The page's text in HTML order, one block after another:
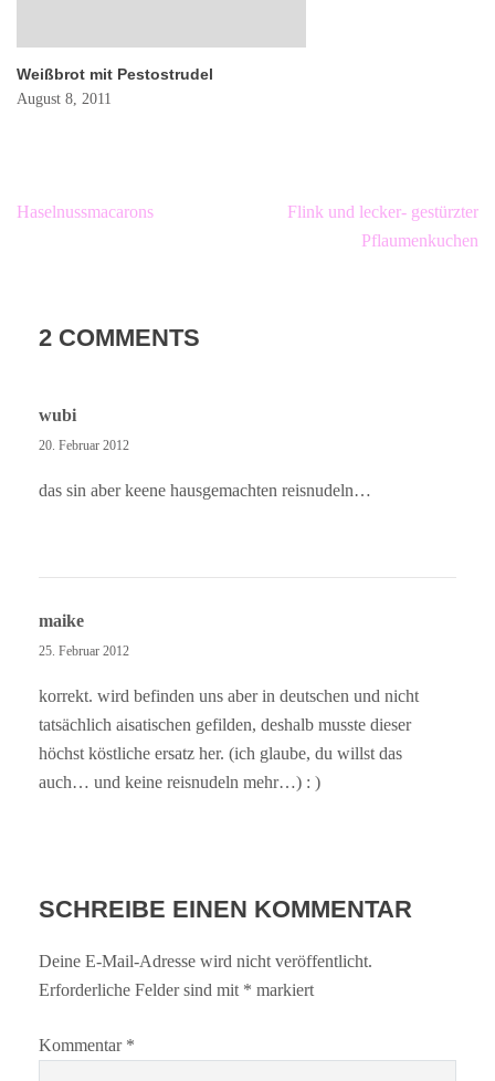
Weißbrot mit Pestostrudel
August 8, 2011
Beitragsnavigation
Haselnussmacarons
Flink und lecker- gestürzter
Pflaumenkuchen
2 COMMENTS
wubi
20. Februar 2012
das sin aber keene hausgemachten reisnudeln…
maike
25. Februar 2012
korrekt. wird befinden uns aber in deutschen und nicht
tatsächlich aisatischen gefilden, deshalb musste dieser
höchst köstliche ersatz her. (ich glaube, du willst das
auch… und keine reisnudeln mehr…) : )
SCHREIBE EINEN KOMMENTAR
Deine E-Mail-Adresse wird nicht veröffentlicht.
Erforderliche Felder sind mit * markiert
Kommentar *